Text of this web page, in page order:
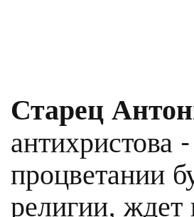
Старец
антихристова
процветании
религии,